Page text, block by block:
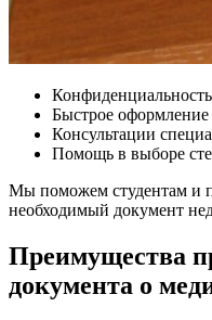
Конфиденциальность
Быстрое оформление
Консультации
Помощь в выборе
Мы поможем студентам и
необходимый документ
Преимущества
документа о